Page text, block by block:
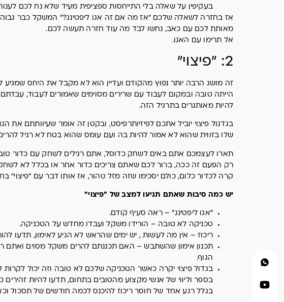
בעקיפין על שאלה בלי התייחסות ספציפית מעיד שלא נח לכם
אז בחזרה לשאלה שלכם "אז מה אם זה אגו ליפטינג?" המשקל כבר
מאותת לכם עם כאב, נחשו לבד מה עוד חזרה תעשה לכם.
אל תרימו עם האגו.
2: "פיצוי"
זה מושג הרבה יותר נפוץ מהקודם ועדיין הוא לא מקבל את היחס
הייתה טובה ובמקום לעבוד עם שרירים מסוימים שאמורים לעבוד,
להיות מאותגרים בתרגיל הזה.
בגדגול פיצוי יוביל אתכם לפיזיותרפיסט, ובקטן זה אומר שעיוותתם
שלו בזווית שהוא לא אמור להיות בה ועם עומס שהוא בטח לא רגיל
תארו לעצמכם אתם באים לשחק כדוסל, אתם רגילים לשחק עם כדור
רק הפעם זה ככה, ברור לכם שאתם צריכים כדור אחר או בכלל לא
קרה לכדור כלום, כולם יסכימו שזה מזל טהור, אז אותו דבר עם "פיצוי"
יש כמה סיבות שאתם תגיעו למצב של "פיצוי"
"אגו ליפטינג" – ראה סעיף קודם.
טכניקה לא טובה – הורידו משקל ועבדו מחדש על הטכניקה.
ריכוז – אין מה לעשות , יש ימים שהראש לא הגיע לאימון, תדעו
תכנון אימון שהשתבש – האם תכננתם להרים משקל מסוים ואתם
הגוף.
בגדול פיצוי יקרה כאשר הטכניקה שלכם לא טובה וזה יכול לקרות
בספר וליווי של אנשי מקצוע מהטובים בתחום, תדעו להיות זהירים
בגלל רגע אחד של חוסר ריכוז להיכנס לכמה חודשים של תסכול